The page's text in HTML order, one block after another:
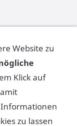
Aufgabe
einer
erholsamen
Alltag.
Website zu
Klick auf
zu lassen